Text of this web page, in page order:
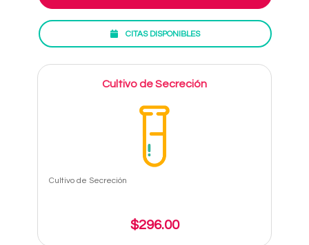
CITAS DISPONIBLES
Cultivo de Secreción
Cultivo de Secreción
$296.00